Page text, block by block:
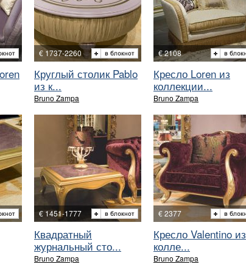
€ 1737-2260
Круглый столик Pablo
из к...
Bruno Zampa
€ 2108
Кресло Loren из
коллекции...
Bruno Zampa
€ 1451-1777
Квадратный
журнальный сто...
Bruno Zampa
€ 2377
Кресло Valentino из
колле...
Bruno Zampa